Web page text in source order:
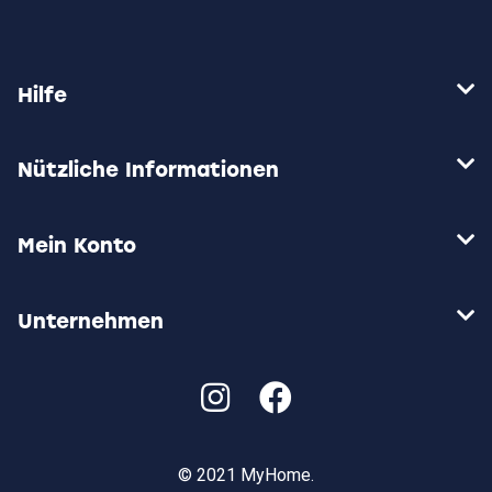
Hilfe
Nützliche Informationen
Mein Konto
Unternehmen
© 2021 MyHome.